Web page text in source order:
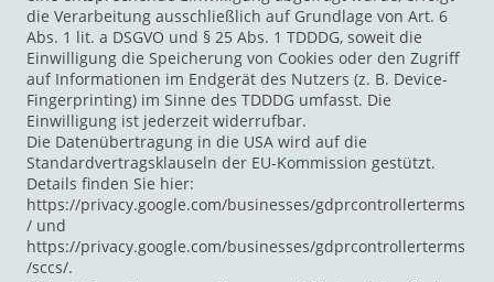
die Verarbeitung ausschließlich auf Grundlage von Art. 6
Abs. 1 lit. a DSGVO und § 25 Abs. 1 TDDDG, soweit die
Einwilligung die Speicherung von Cookies oder den Zugriff
auf Informationen im Endgerät des Nutzers (z. B. Device-
Fingerprinting) im Sinne des TDDDG umfasst. Die
Einwilligung ist jederzeit widerrufbar.
Die Datenübertragung in die USA wird auf die
Standardvertragsklauseln der EU-Kommission gestützt.
Details finden Sie hier:
https://privacy.google.com/businesses/gdprcontrollerterms
/ und
https://privacy.google.com/businesses/gdprcontrollerterms
/sccs/.